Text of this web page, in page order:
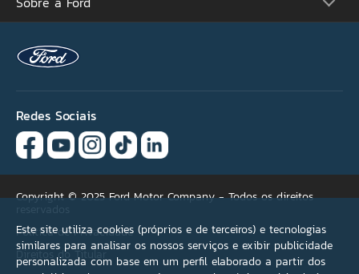
Este site utiliza cookies (próprios e de terceiros) e tecnologias
similares para analisar os nossos serviços e exibir publicidade
personalizada com base em um perfil elaborado a partir dos
Concessionárias
Acessórios Ford
Serviços Financeiros
Simule seu Financiamento
Plano Ford Sempre
Proprietários
Recall
Ford Protect
Revisão Preço Fixo Ford
Agende seu Serviço
Garantia
Quick Lane®
Carreiras
Programa de Estágio
Ford Global
Notícias
Fale Conosco
Redes Sociais
Copyright © 2025 Ford Motor Company - Todos os direitos
Política de Privacidade
Direitos do Titular